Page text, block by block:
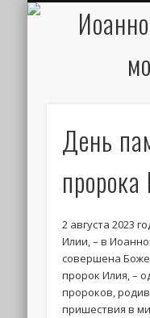
День
2 августа 2023
Илии, – в
совершена
пророк Илия, –
пророков,
пришествия в